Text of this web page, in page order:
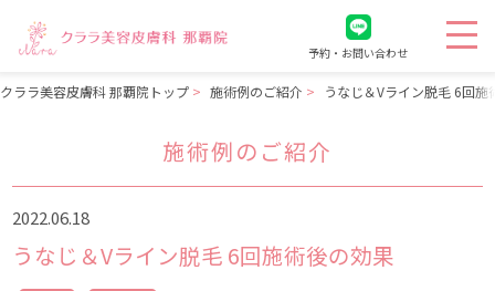
予約・お問い合わせ
クララ美容皮膚科 那覇院トップ 施術例のご紹介 うなじ＆Vライン脱毛 6回施
施術例のご紹介
2022.06.18
うなじ＆Vライン脱毛 6回施術後の効果